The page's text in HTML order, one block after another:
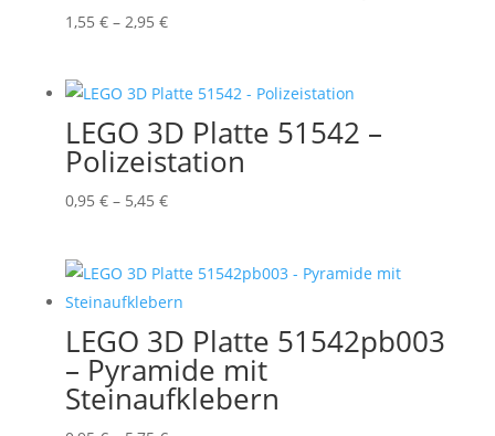
1,55 € – 2,95 €Preisspanne:
2,95 €
LEGO 3D Platte 51542 –
Polizeistation
0,95 € – 5,45 €Preisspanne:
5,45 €
LEGO 3D Platte 51542pb003
– Pyramide mit
Steinaufklebern